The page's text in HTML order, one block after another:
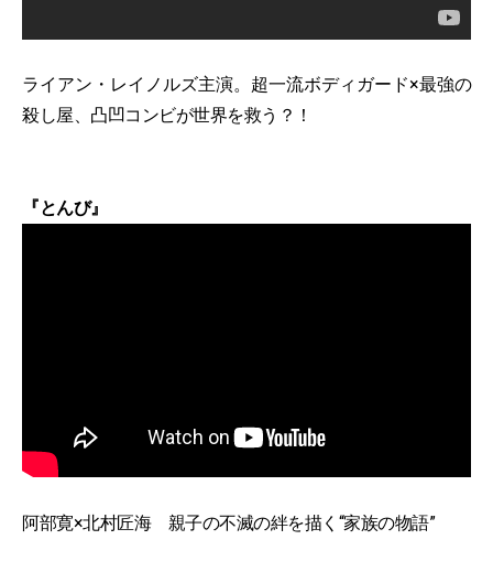
ライアン・レイノルズ主演。超一流ボディガード×最強の
殺し屋、凸凹コンビが世界を救う？！
『とんび』
阿部寛×北村匠海 親子の不滅の絆を描く“家族の物語”